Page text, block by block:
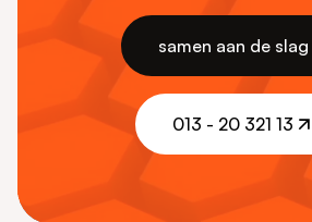
samen aan de slag
samen aan de slag
013 - 20 321 13